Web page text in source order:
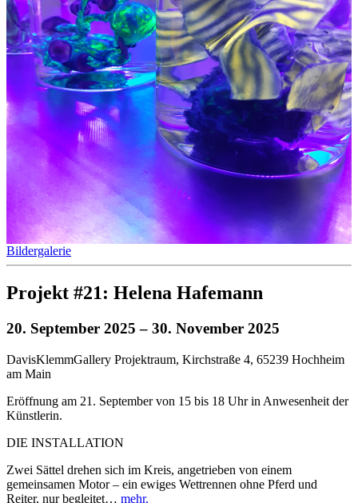
Bildergalerie
Projekt #21: Helena Hafemann
20. September 2025 – 30. November 2025
DavisKlemmGallery Projektraum, Kirchstraße 4, 65239 Hochheim
am Main
Eröffnung am 21. September von 15 bis 18 Uhr in Anwesenheit der
Künstlerin.
DIE INSTALLATION
Zwei Sättel drehen sich im Kreis, angetrieben von einem
gemeinsamen Motor – ein ewiges Wettrennen ohne Pferd und
Reiter, nur begleitet… mehr.